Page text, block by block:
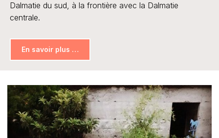
Dalmatie du sud, à la frontière avec la Dalmatie
centrale.
En savoir plus …